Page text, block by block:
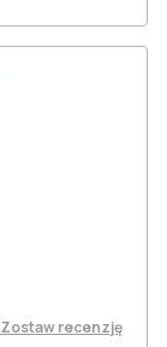
Zostaw recenzję